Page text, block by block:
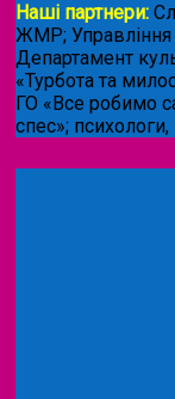
Наші партнери:
ЖМР;
Департамент
«Турбота та
ГО «Все робимо
спес»;